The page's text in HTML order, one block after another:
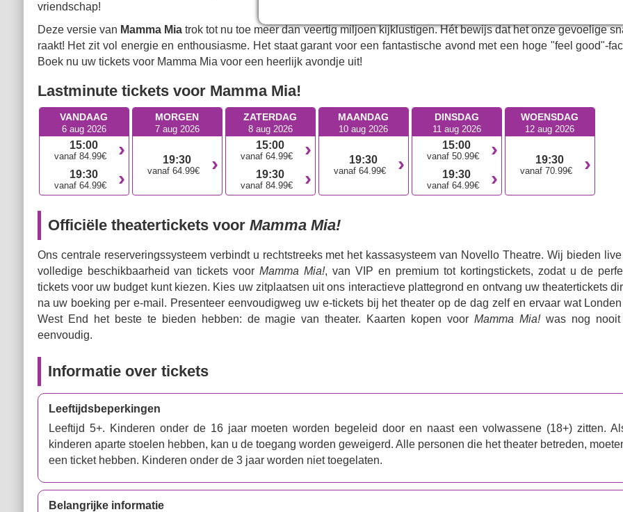
vriendschap!
Deze versie van Mamma Miatrok tot nu toe meer dan veertig miljoen kijklustigen. Hét bewijs dat het onze gevoelige
raakt! Het zit vol energie en enthousiasme. Het staat garant voor een fantastische avond met een hoge "feel good"-
Boek nu uw tickets voor Mamma Mia voor een heerlijk avondje uit!
Lastminute tickets voor Mamma Mia!
VANDAAG
6 aug 2026
15:00
vanaf 84.99€
19:30
vanaf 64.99€
MORGEN
7 aug 2026
19:30
vanaf 64.99€
ZATERDAG
8 aug 2026
15:00
vanaf 64.99€
19:30
vanaf 84.99€
MAANDAG
10 aug 2026
19:30
vanaf 64.99€
DINSDAG
11 aug 2026
15:00
vanaf 50.99€
19:30
vanaf 64.99€
WOENSDAG
12 aug 2026
19:30
vanaf 70.99€
Officiële theatertickets voor Mamma Mia!
Ons centrale reserveringssysteem verbindt u rechtstreeks met het kassasysteem van Novello Theatre. Wij bieden
volledige beschikbaarheid van tickets voorMamma Mia!, van VIP en premium tot kortingstickets, zodat u de
tickets voor uw budget kunt kiezen. Kies uw zitplaatsen uit ons interactieve plattegrond en ontvang uw theatertickets
na uw boeking per e-mail. Presenteer eenvoudigweg uw e-tickets bij het theater op de dag zelf en ervaar wat
West End het beste te bieden hebben: de magie van theater. Kaarten kopen voorMamma Mia!was nog nooit
eenvoudig.
Informatie over tickets
Leeftijdsbeperkingen
Leeftijd 5+. Kinderen onder de 16 jaar moeten worden begeleid door en naast een volwassene (18+) zitten.
kinderen aparte stoelen hebben, kan u de toegang worden geweigerd. Alle personen die het theater betreden,
een ticket hebben. Kinderen onder de 3 jaar worden niet toegelaten.
Belangrijke informatie